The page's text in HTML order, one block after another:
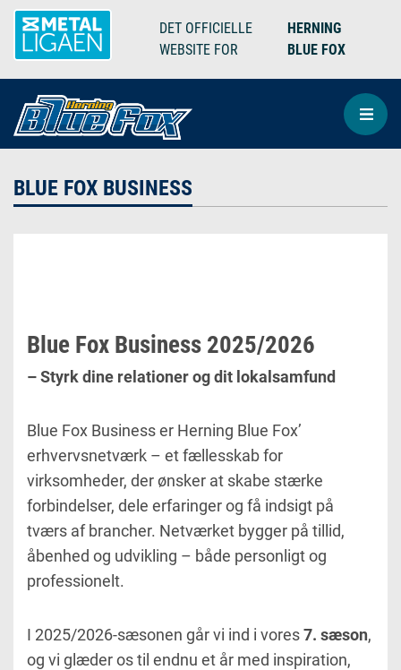
DET OFFICIELLE
WEBSITE FOR
HERNING
BLUE FOX
BLUE FOX BUSINESS
Blue Fox Business 2025/2026
– Styrk dine relationer og dit lokalsamfund
Blue Fox Business er Herning Blue Fox’
erhvervsnetværk – et fællesskab for
virksomheder, der ønsker at skabe stærke
forbindelser, dele erfaringer og få indsigt på
tværs af brancher. Netværket bygger på tillid,
åbenhed og udvikling – både personligt og
professionelt.
I 2025/2026-sæsonen går vi ind i vores7. sæson,
og vi glæder os til endnu et år med inspiration,